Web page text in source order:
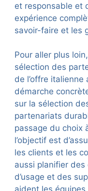
et responsable et
expérience
savoir-faire et les
Pour aller plus
sélection des
de l’offre
démarche
sur la sélection
partenariats
passage du choix
l’objectif est
les clients et les
aussi planifier
d’usage et des